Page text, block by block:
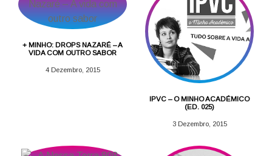
+ MINHO: DROPS NAZARÉ – A
VIDA COM OUTRO SABOR
4 Dezembro, 2015
IPVC – O MINHO ACADÉMICO
(ED. 025)
3 Dezembro, 2015